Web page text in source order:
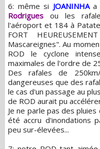
6: même si JOANINHAa
Rodrigues ou les
l'aéroport et 184 à
FORT
Mascareignes". Au
ROD le cyclone
maximales de l'ordre de
Des rafales de
dangereuses que des
le cas d'un passage au
de ROD aurait pu
Je ne parle pas des
été accru d'inondations
peu sur-élevées...